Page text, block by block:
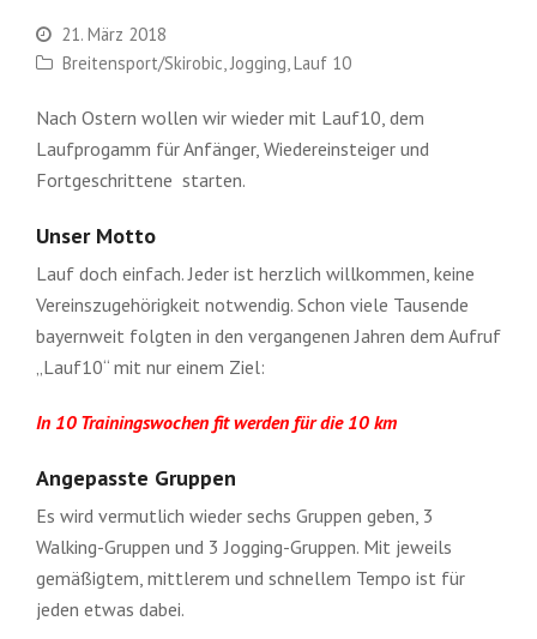
21. März 2018
Breitensport/Skirobic,Jogging,Lauf 10
Nach Ostern wollen wir wieder mit Lauf10, dem
Laufprogamm für Anfänger, Wiedereinsteiger und
Fortgeschrittene starten.
Unser Motto
Lauf doch einfach. Jeder ist herzlich willkommen, keine
Vereinszugehörigkeit notwendig. Schon viele Tausende
bayernweit folgten in den vergangenen Jahren dem Aufruf
„Lauf10“ mit nur einem Ziel:
In 10 Trainingswochen fit werden für die 10 km
Angepasste Gruppen
Es wird vermutlich wieder sechs Gruppen geben, 3
Walking-Gruppen und 3 Jogging-Gruppen. Mit jeweils
gemäßigtem, mittlerem und schnellem Tempo ist für
jeden etwas dabei.